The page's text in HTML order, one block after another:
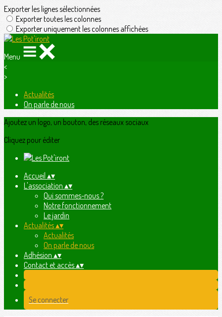
Exporter les lignes sélectionnées
Exporter toutes les colonnes
Exporter uniquement les colonnes affichées
Menu
<
>
Actualités
On parle de nous
Ajoutez un logo, un bouton, des réseaux sociaux
Cliquez pour éditer
Accueil ▴▾
L'association ▴▾
Qui sommes-nous ?
Notre fonctionnement
Le jardin
Actualités▴▾
Actualités
On parle de nous
Adhésion ▴▾
Contact et accès▴▾
Se connecter